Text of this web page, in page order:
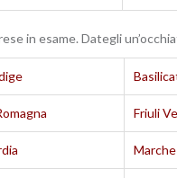
in esame. Dategli
Friuli
Marche